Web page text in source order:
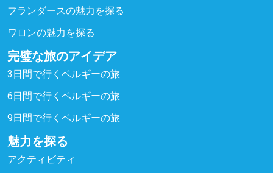
フランダースの魅力を探る
ワロンの魅力を探る
完璧な旅のアイデア
3日間で行くベルギーの旅
6日間で行くベルギーの旅
9日間で行くベルギーの旅
魅力を探る
アクティビティ